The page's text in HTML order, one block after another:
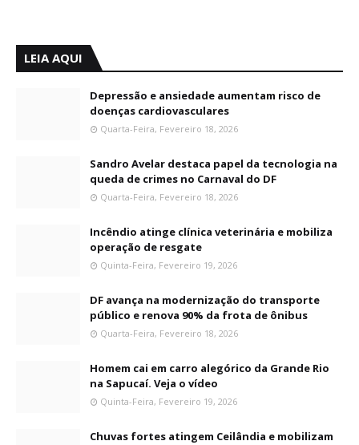
LEIA AQUI
Depressão e ansiedade aumentam risco de
doenças cardiovasculares
Quarta-Feira, Fevereiro 18, 2026
Sandro Avelar destaca papel da tecnologia na
queda de crimes no Carnaval do DF
Quarta-Feira, Fevereiro 18, 2026
Incêndio atinge clínica veterinária e mobiliza
operação de resgate
Quinta-Feira, Fevereiro 19, 2026
DF avança na modernização do transporte
público e renova 90% da frota de ônibus
Quarta-Feira, Fevereiro 18, 2026
Homem cai em carro alegórico da Grande Rio
na Sapucaí. Veja o vídeo
Quinta-Feira, Fevereiro 19, 2026
Chuvas fortes atingem Ceilândia e mobilizam